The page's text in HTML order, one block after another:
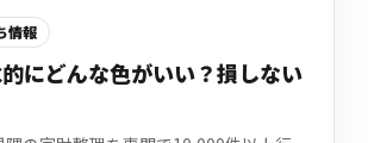
情報
にどんな色がいい？損しない